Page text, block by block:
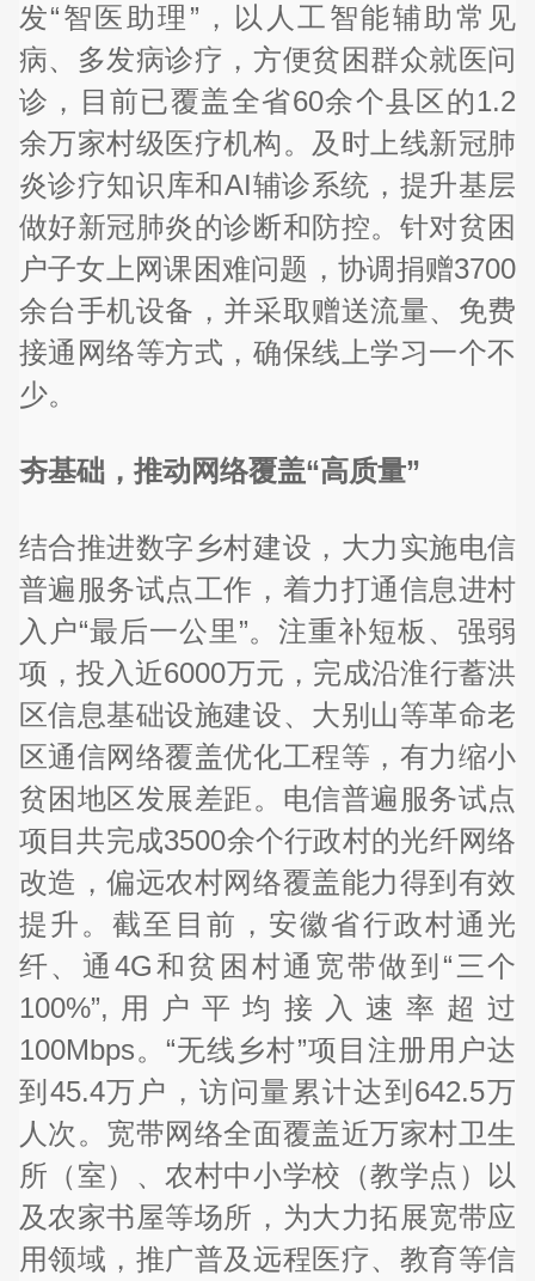
发“智医助理”，以人工智能辅助常见
病、多发病诊疗，方便贫困群众就医问
诊，目前已覆盖全省60余个县区的1.2
余万家村级医疗机构。及时上线新冠肺
炎诊疗知识库和AI辅诊系统，提升基层
做好新冠肺炎的诊断和防控。针对贫困
户子女上网课困难问题，协调捐赠3700
余台手机设备，并采取赠送流量、免费
接通网络等方式，确保线上学习一个不
少。
夯基础，推动网络覆盖“高质量”
结合推进数字乡村建设，大力实施电信
普遍服务试点工作，着力打通信息进村
入户“最后一公里”。注重补短板、强弱
项，投入近6000万元，完成沿淮行蓄洪
区信息基础设施建设、大别山等革命老
区通信网络覆盖优化工程等，有力缩小
贫困地区发展差距。电信普遍服务试点
项目共完成3500余个行政村的光纤网络
改造，偏远农村网络覆盖能力得到有效
提升。截至目前，安徽省行政村通光
纤、通4G和贫困村通宽带做到“三个
100%”,用户平均接入速率超过
100Mbps。“无线乡村”项目注册用户达
到45.4万户，访问量累计达到642.5万
人次。宽带网络全面覆盖近万家村卫生
所（室）、农村中小学校（教学点）以
及农家书屋等场所，为大力拓展宽带应
用领域，推广普及远程医疗、教育等信